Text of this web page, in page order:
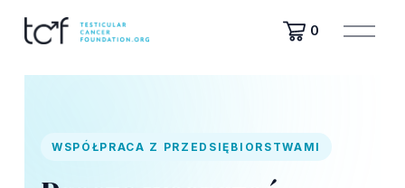
0
O
t
WSPÓŁPRACA Z PRZEDSIĘBIORSTWAMI